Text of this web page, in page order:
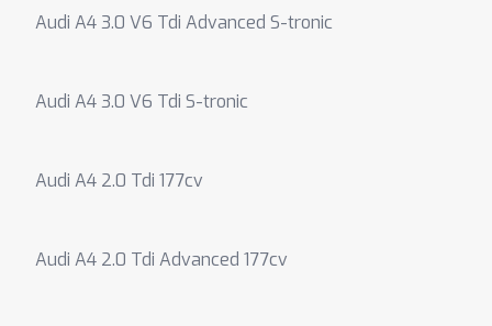
Audi A4 3.0 V6 Tdi Advanced S-tronic
Audi A4 3.0 V6 Tdi S-tronic
Audi A4 2.0 Tdi 177cv
Audi A4 2.0 Tdi Advanced 177cv